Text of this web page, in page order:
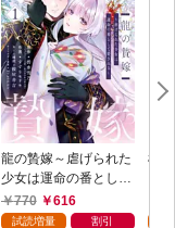
龍の贄嫁～虐げられた
少女は運命の番として
愛される～ 1巻
770 616
試読増量 割引
桜